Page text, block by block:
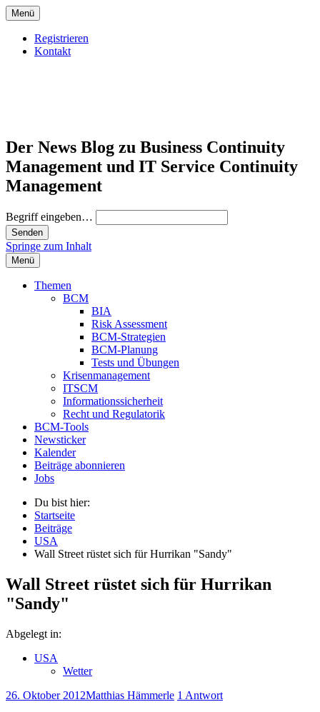
Menü
Registrieren
Kontakt
Der News Blog zu Business Continuity
Management und IT Service Continuity
Management
Begriff eingeben…
Springe zum Inhalt
Menü
Themen
BCM
BIA
Risk Assessment
BCM-Strategien
BCM-Planung
Tests und Übungen
Krisenmanagement
ITSCM
Informationssicherheit
Recht und Regulatorik
BCM-Tools
Newsticker
Kalender
Beiträge abonnieren
Jobs
Du bist hier:
Startseite
Beiträge
USA
Wall Street rüstet sich für Hurrikan "Sandy"
Wall Street rüstet sich für Hurrikan
"Sandy"
Abgelegt in:
USA
Wetter
26. Oktober 2012Matthias Hämmerle 1 Antwort